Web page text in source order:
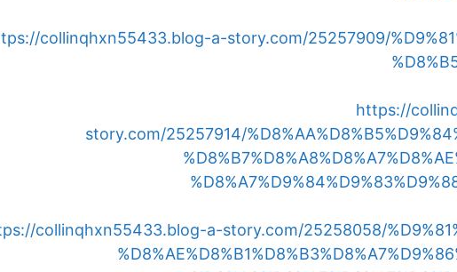
collinqhxn55433.blog-a-story.com/25257909/
https://
story.com/25257914/
collinqhxn55433.blog-a-story.com/25258058/